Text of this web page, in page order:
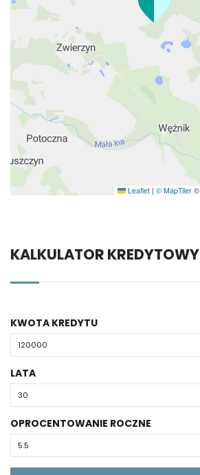
Leaflet | © MapTiler ©
KALKULATOR KREDYTOWY
KWOTA KREDYTU
LATA
OPROCENTOWANIE ROCZNE